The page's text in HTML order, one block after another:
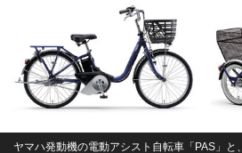
ヤマハ発動機の電動アシスト自転車「PAS」